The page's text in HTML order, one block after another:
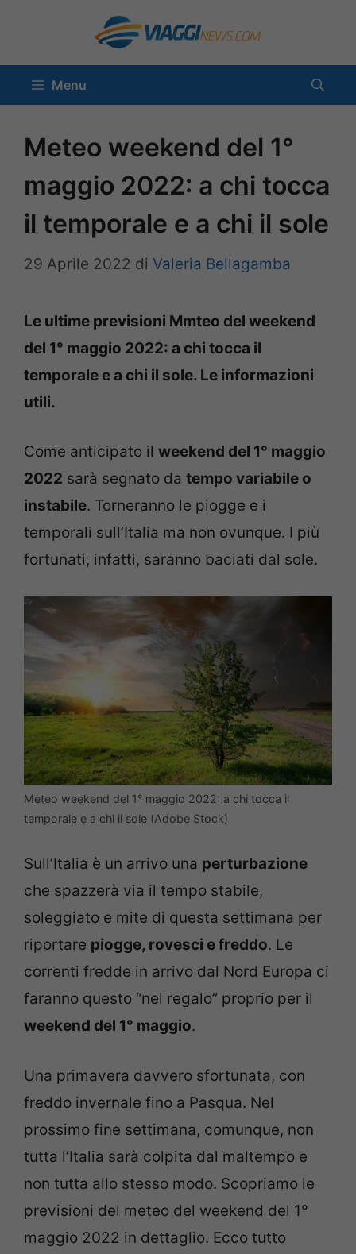
contenuto
Menu
Meteo weekend del 1°
maggio 2022: a chi tocca
il temporale e a chi il sole
29 Aprile 2022 di Valeria Bellagamba
Le ultime previsioni Mmteo del weekend
del 1° maggio 2022: a chi tocca il
temporale e a chi il sole. Le informazioni
utili.
Come anticipato il weekend del 1° maggio
2022 sarà segnato da tempo variabile o
instabile. Torneranno le piogge e i
temporali sull’Italia ma non ovunque. I più
fortunati, infatti, saranno baciati dal sole.
Meteo weekend del 1° maggio 2022: a chi tocca il
temporale e a chi il sole (Adobe Stock)
Sull’Italia è un arrivo una perturbazione
che spazzerà via il tempo stabile,
soleggiato e mite di questa settimana per
riportare piogge, rovesci e freddo. Le
correnti fredde in arrivo dal Nord Europa ci
faranno questo “nel regalo” proprio per il
weekend del 1° maggio.
Una primavera davvero sfortunata, con
freddo invernale fino a Pasqua. Nel
prossimo fine settimana, comunque, non
tutta l’Italia sarà colpita dal maltempo e
non tutta allo stesso modo. Scopriamo le
previsioni del meteo del weekend del 1°
maggio 2022 in dettaglio. Ecco tutto